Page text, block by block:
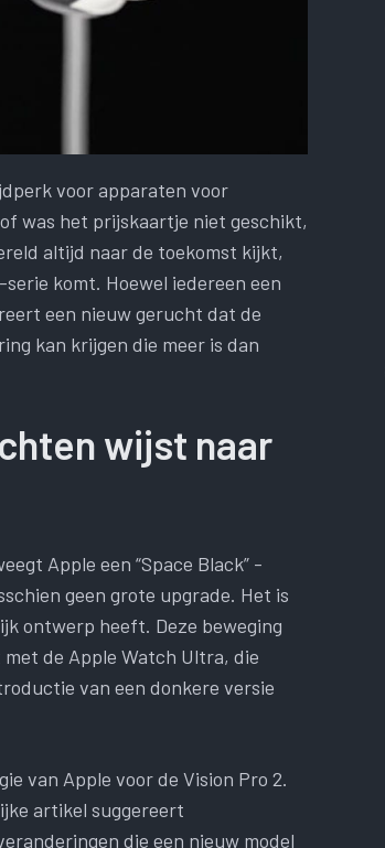
voor apparaten voor
was het prijskaartje niet geschikt,
altijd naar de toekomst kijkt,
komt. Hoewel iedereen een
een nieuw gerucht dat de
kan krijgen die meer is dan
wijst naar
Apple een “Space Black” -
geen grote upgrade. Het is
ontwerp heeft. Deze beweging
de Apple Watch Ultra, die
van een donkere versie
van Apple voor de Vision Pro 2.
artikel suggereert
die een nieuw model